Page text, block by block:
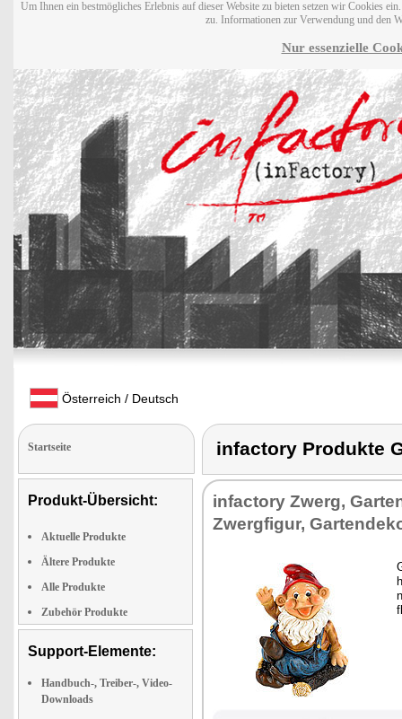
Um Ihnen ein bestmögliches Erlebnis auf dieser Website zu bieten setzen wir Cookies
zu. Informationen zur Verwendung und den
Nur essenzielle
Österreich / Deutsch
Startseite
Produkt-Übersicht:
Aktuelle Produkte
Ältere Produkte
Alle Produkte
Zubehör Produkte
Support-Elemente:
Handbuch-, Treiber-, Video-
Downloads
infactory Produkte
infactory Zwerg,
Zwergfigur,